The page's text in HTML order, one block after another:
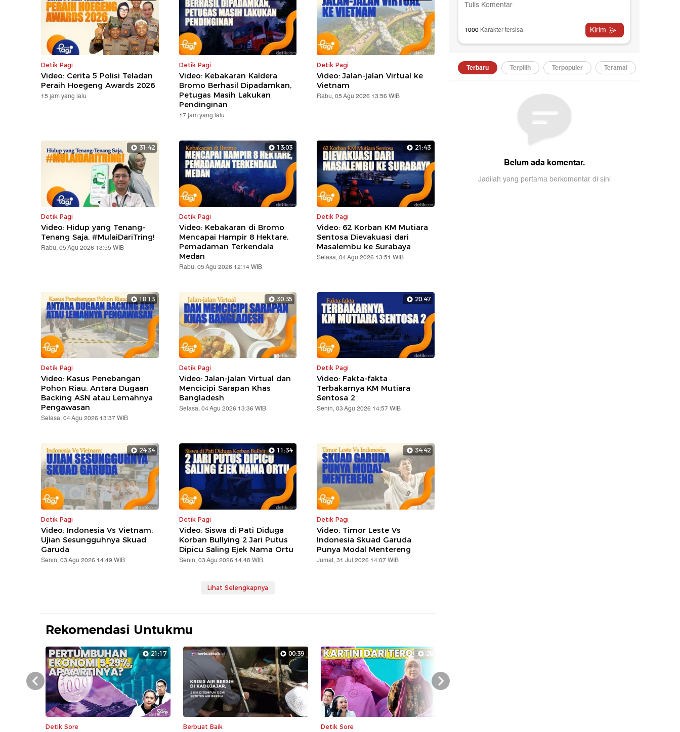
Detik Pagi
Video: Cerita 5 Polisi Teladan
Peraih Hoegeng Awards 2026
15 jam yang lalu
Detik Pagi
Video: Kebakaran Kaldera
Bromo Berhasil Dipadamkan,
Petugas Masih Lakukan
Pendinginan
17 jam yang lalu
Detik Pagi
Video: Jalan-jalan Virtual ke
Vietnam
Rabu, 05 Agu 2026 13:56 WIB
31:42
Detik Pagi
Video: Hidup yang Tenang-
Tenang Saja, #MulaiDariTring!
Rabu, 05 Agu 2026 13:55 WIB
13:03
Detik Pagi
Video: Kebakaran di Bromo
Mencapai Hampir 8 Hektare,
Pemadaman Terkendala
Medan
Rabu, 05 Agu 2026 12:14 WIB
21:43
Detik Pagi
Video: 62 Korban KM Mutiara
Sentosa Dievakuasi dari
Masalembu ke Surabaya
Selasa, 04 Agu 2026 13:51 WIB
18:13
Detik Pagi
Video: Kasus Penebangan
Pohon Riau: Antara Dugaan
Backing ASN atau Lemahnya
Pengawasan
Selasa, 04 Agu 2026 13:37 WIB
30:35
Detik Pagi
Video: Jalan-jalan Virtual dan
Mencicipi Sarapan Khas
Bangladesh
Selasa, 04 Agu 2026 13:36 WIB
20:47
Detik Pagi
Video: Fakta-fakta
Terbakarnya KM Mutiara
Sentosa 2
Senin, 03 Agu 2026 14:57 WIB
24:34
Detik Pagi
Video: Indonesia Vs Vietnam:
Ujian Sesungguhnya Skuad
Garuda
Senin, 03 Agu 2026 14:49 WIB
11:34
Detik Pagi
Video: Siswa di Pati Diduga
Korban Bullying 2 Jari Putus
Dipicu Saling Ejek Nama Ortu
Senin, 03 Agu 2026 14:48 WIB
34:42
Detik Pagi
Video: Timor Leste Vs
Indonesia Skuad Garuda
Punya Modal Mentereng
Jumat, 31 Jul 2026 14:07 WIB
Lihat Selengkapnya
Rekomendasi Untukmu
21:17
Detik Sore
00:39
Berbuat Baik
28:14
Detik Sore
Prev Next